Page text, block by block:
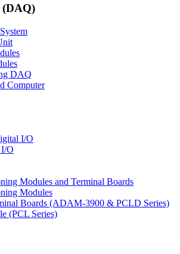
(DAQ)
DAQ
Computer
I/O
O
Modules and Terminal Boards
Modules
Boards (ADAM-3900 & PCLD Series)
(PCL Series)